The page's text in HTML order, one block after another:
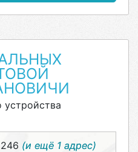
устройства
(и ещё 1 адрес)